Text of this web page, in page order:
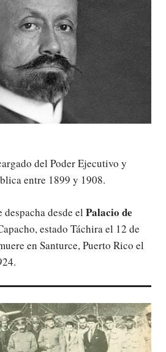
del Poder Ejecutivo y
entre 1899 y 1908.
desde el Palacio de
estado Táchira el 12 de
en Santurce, Puerto Rico el